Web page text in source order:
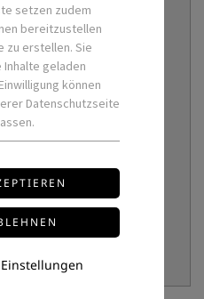
setzen zudem
bereitzustellen
zu erstellen. Sie
geladen
können
Datenschutzseite